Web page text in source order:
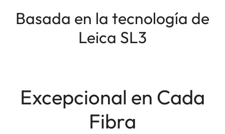
Basada en la tecnología de
Leica SL3
Excepcional en Cada
Fibra